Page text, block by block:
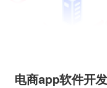
电商app软件开